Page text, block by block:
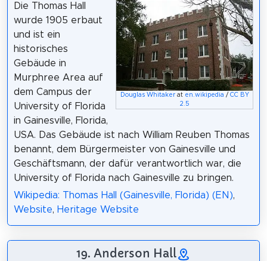
Douglas Whitakerat en.wikipedia / CC BY
2.5
Die Thomas Hall
wurde 1905 erbaut
und ist ein
historisches
Gebäude in
Murphree Area auf
dem Campus der
University of Florida
in Gainesville, Florida,
USA. Das Gebäude ist nach William Reuben Thomas
benannt, dem Bürgermeister von Gainesville und
Geschäftsmann, der dafür verantwortlich war, die
University of Florida nach Gainesville zu bringen.
Wikipedia: Thomas Hall (Gainesville, Florida) (EN),
Website, Heritage Website
19. Anderson Hall